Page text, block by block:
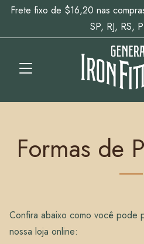
Frete fixo de $16,20 nas
SP, RJ, RS,
Formas de
Confira abaixo como você pode
nossa loja online: